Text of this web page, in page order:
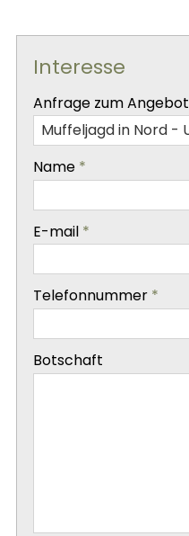
Interesse
Anfrage zum Angebot
Name *
E-mail *
Telefonnummer *
Botschaft